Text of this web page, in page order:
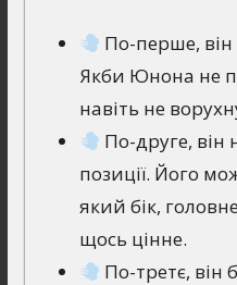
По-перше, він
Якби Юнона не
навіть не
По-друге, він
позиції. Його
який бік,
щось цінне.
По-третє, він